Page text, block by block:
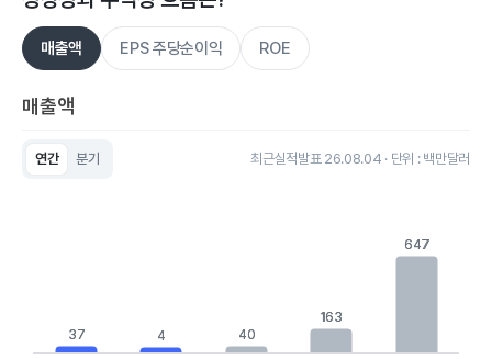
매출액 EPS 주당순이익 ROE
매출액
연간 분기 최근실적발표 26.08.04 · 단위 : 백만달러
The chart has 1 Y axis displaying values. Data ranges from
37
37 4
4 40
40
163
163
647
647